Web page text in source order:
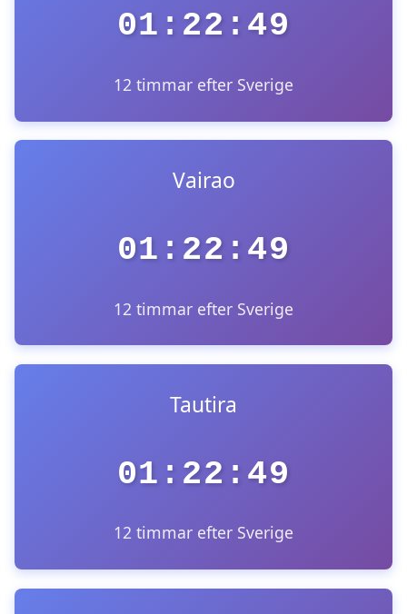
01:22:49
12 timmar efter Sverige
Vairao
01:22:49
12 timmar efter Sverige
Tautira
01:22:49
12 timmar efter Sverige